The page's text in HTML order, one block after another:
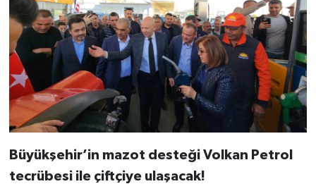
Büyükşehir’in mazot desteği Volkan Petrol
tecrübesi ile çiftçiye ulaşacak!